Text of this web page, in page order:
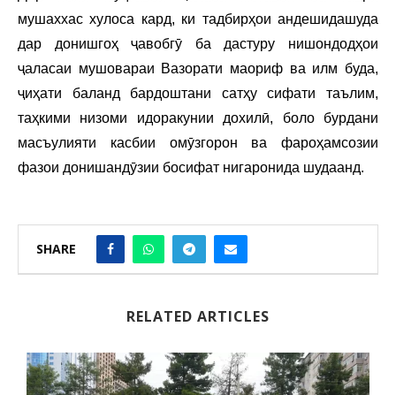
мушаххас хулоса кард, ки тадбирҳои андешидашуда
дар донишгоҳ ҷавобгӯ ба дастуру нишондодҳои
ҷаласаи мушовараи Вазорати маориф ва илм буда,
ҷиҳати баланд бардоштани сатҳу сифати таълим,
таҳкими низоми идоракунии дохилӣ, боло бурдани
масъулияти касбии омӯзгорон ва фароҳамсозии
фазои донишандӯзии босифат нигаронида шудаанд.
SHARE
RELATED ARTICLES